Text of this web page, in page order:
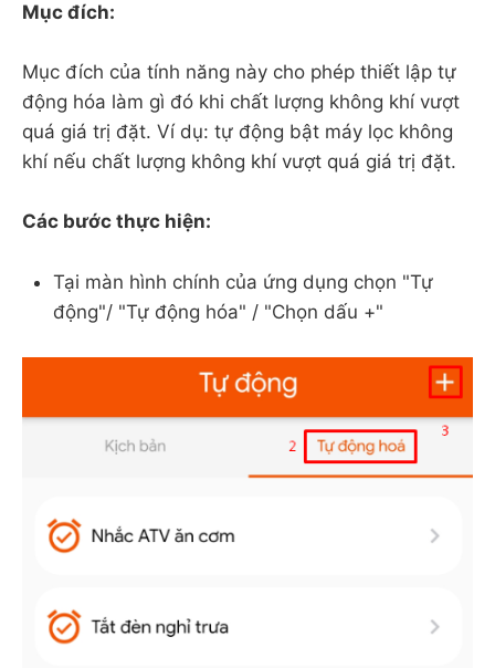
Mục đích:
Mục đích của tính năng này cho phép thiết lập tự
động hóa làm gì đó khi chất lượng không khí vượt
quá giá trị đặt. Ví dụ: tự động bật máy lọc không
khí nếu chất lượng không khí vượt quá giá trị đặt.
Các bước thực hiện:
Tại màn hình chính của ứng dụng chọn "Tự
động"/ "Tự động hóa" / "Chọn dấu +"